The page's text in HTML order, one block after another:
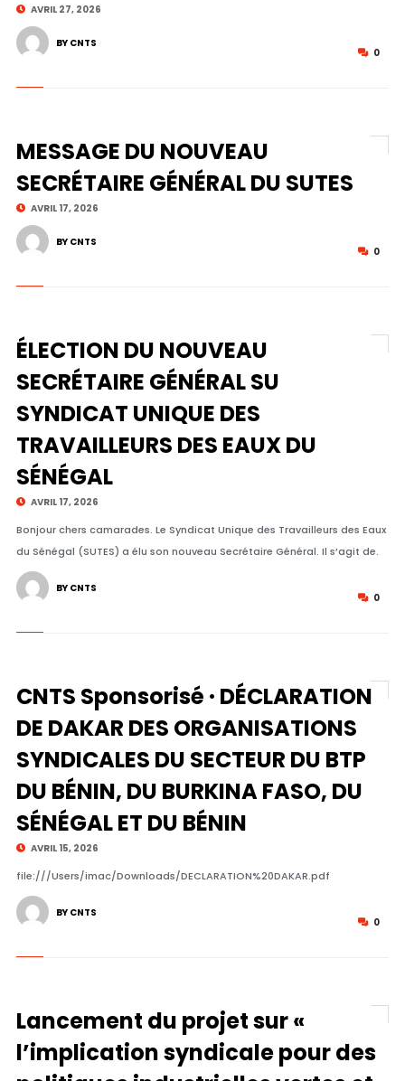
AVRIL 27, 2026
0
BY CNTS
MESSAGE DU NOUVEAU
SECRÉTAIRE GÉNÉRAL DU SUTES
AVRIL 17, 2026
0
BY CNTS
ÉLECTION DU NOUVEAU
SECRÉTAIRE GÉNÉRAL SU
SYNDICAT UNIQUE DES
TRAVAILLEURS DES EAUX DU
SÉNÉGAL
AVRIL 17, 2026
Bonjour chers camarades. Le Syndicat Unique des Travailleurs des Eaux
du Sénégal (SUTES) a élu son nouveau Secrétaire Général. Il s’agit de.
0
BY CNTS
CNTS Sponsorisé · DÉCLARATION
DE DAKAR DES ORGANISATIONS
SYNDICALES DU SECTEUR DU BTP
DU BÉNIN, DU BURKINA FASO, DU
SÉNÉGAL ET DU BÉNIN
AVRIL 15, 2026
file:///Users/imac/Downloads/DECLARATION%20DAKAR.pdf
0
BY CNTS
Lancement du projet sur «
l’implication syndicale pour des